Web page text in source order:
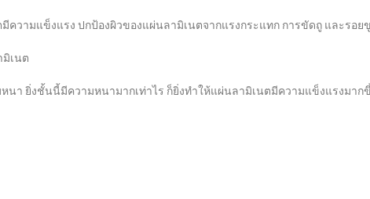
วามแข็งแรง ปกป้องผิวของแผ่นลามิเนตจากแรงกระแทก การขัดถู และรอย
เนต
นา ยิ่งชั้นนี้มีความหนามากเท่าไร ก็ยิ่งทำให้แผ่นลามิเนตมีความแข็งแรงมาก